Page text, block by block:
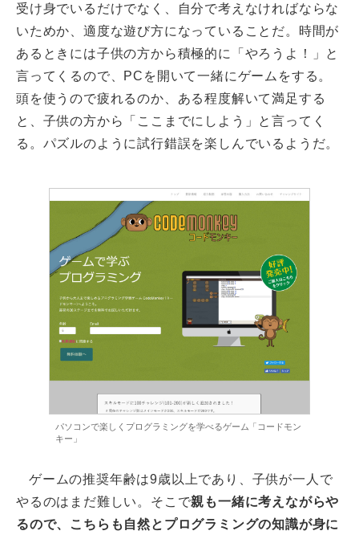
受け身でいるだけでなく、自分で考えなければならな
いためか、適度な遊び方になっていることだ。時間が
あるときには子供の方から積極的に「やろうよ！」と
言ってくるので、PCを開いて一緒にゲームをする。
頭を使うので疲れるのか、ある程度解いて満足する
と、子供の方から「ここまでにしよう」と言ってく
る。パズルのように試行錯誤を楽しんでいるようだ。
パソコンで楽しくプログラミングを学べるゲーム「コードモン
キー」
ゲームの推奨年齢は9歳以上であり、子供が一人で
やるのはまだ難しい。そこで親も一緒に考えながらや
るので、こちらも自然とプログラミングの知識が身に